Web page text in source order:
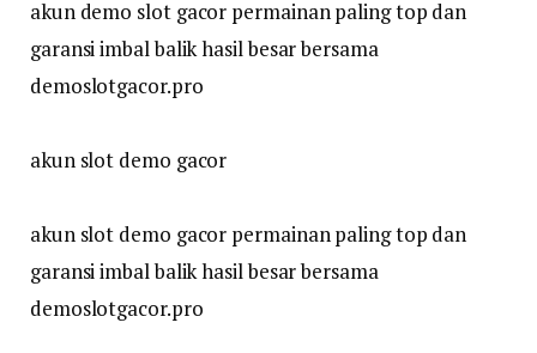
akun demo slot gacor permainan paling top dan
garansi imbal balik hasil besar bersama
demoslotgacor.pro
akun slot demo gacor
akun slot demo gacor permainan paling top dan
garansi imbal balik hasil besar bersama
demoslotgacor.pro